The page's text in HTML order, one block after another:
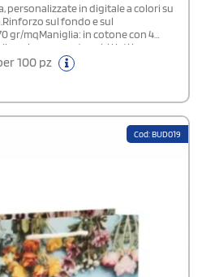
personalizzate in digitale a colori su
sul fondo e sul
gr/mqManiglia: in cotone con 4
su entrambi i lati in
totale (su tutta la superficie
o opacaIn fase d' ordine
la tipologia di
100 pz
Cod: BUD019